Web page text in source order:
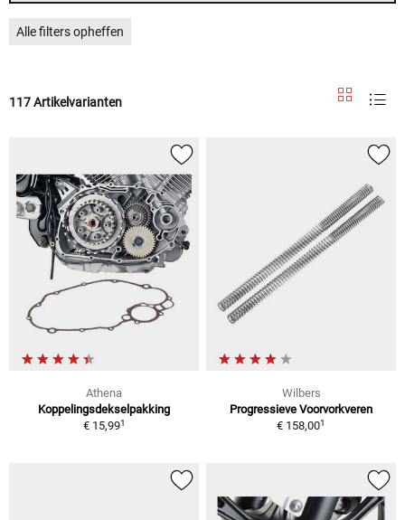
Alle filters opheffen
117 Artikelvarianten
Athena
Koppelingsdekselpakking
€ 15,991
Wilbers
Progressieve Voorvorkveren
€ 158,001